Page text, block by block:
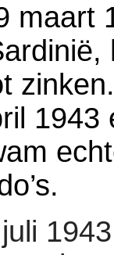
maart
1943